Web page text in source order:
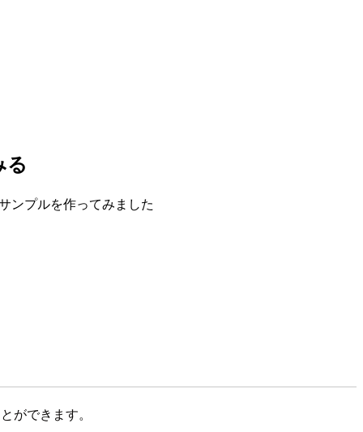
ンプルを作ってみました
ができます。